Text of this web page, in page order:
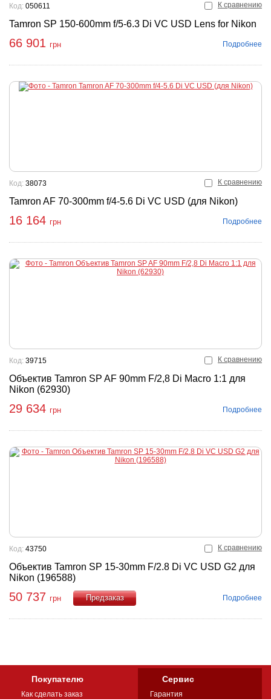
К сравнению
Tamron SP 150-600mm f/5-6.3 Di VC USD Lens for Nikon
Код: 050611
66 901 грн Подробнее
К сравнению
Tamron AF 70-300mm f/4-5.6 Di VC USD (для Nikon)
Код: 38073
16 164 грн Подробнее
К сравнению
Объектив Tamron SP AF 90mm F/2,8 Di Macro 1:1 для
Nikon (62930)
Код: 39715
29 634 грн Подробнее
К сравнению
Объектив Tamron SP 15-30mm F/2.8 Di VC USD G2 для
Nikon (196588)
Код: 43750
50 737 грн
Подробнее
Покупателю
Как сделать заказ
Сервис
Гарантия